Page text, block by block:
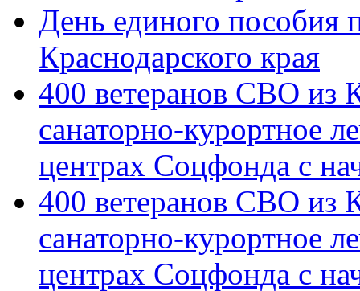
День единого пособия
Краснодарского края
400 ветеранов СВО из
санаторно-курортное
центрах Соцфонда с
400 ветеранов СВО из
санаторно-курортное
центрах Соцфонда с